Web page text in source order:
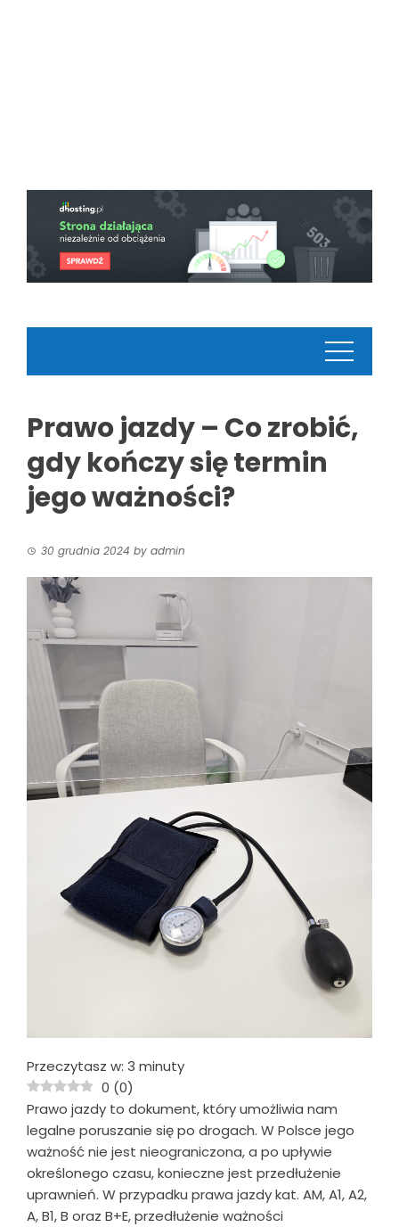
Prawo jazdy – Co zrobić,
gdy kończy się termin
jego ważności?
30 grudnia 2024 by admin
Przeczytasz w: 3 minuty
0 (0)
Prawo jazdy to dokument, który umożliwia nam
legalne poruszanie się po drogach. W Polsce jego
ważność nie jest nieograniczona, a po upływie
określonego czasu, konieczne jest przedłużenie
uprawnień. W przypadku prawa jazdy kat. AM, A1, A2,
A, B1, B oraz B+E, przedłużenie ważności